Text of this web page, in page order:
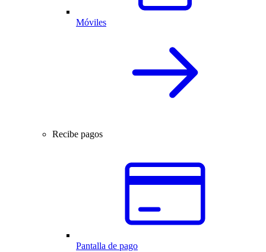
Móviles
Recibe pagos
Pantalla de pago